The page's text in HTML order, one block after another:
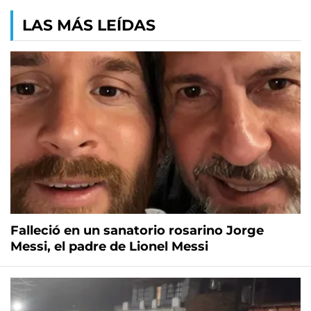
LAS MÁS LEÍDAS
Falleció en un sanatorio rosarino Jorge
Messi, el padre de Lionel Messi